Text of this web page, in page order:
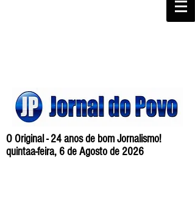
O Original - 24 anos de bom Jornalismo!
quintaa-feira, 6 de Agosto de 2026